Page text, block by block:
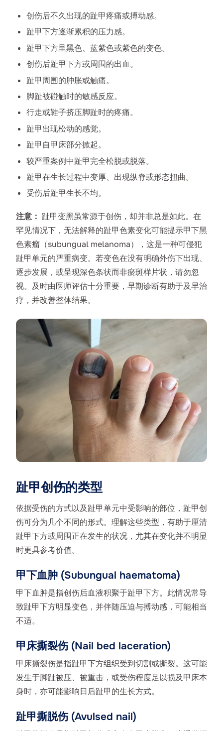
创伤后不久出现的趾甲疼痛或搏动感。
趾甲下方逐渐累积的压力感。
趾甲下方呈黑色、蓝紫色或紫色的变色。
创伤后趾甲下方或周围的出血。
趾甲周围的肿胀或触痛。
脚趾被碰触时的敏感反应。
行走或鞋子挤压脚趾时的疼痛。
趾甲出现松动的感觉。
趾甲自甲床部分掀起。
较严重案例中趾甲完全松脱或脱落。
趾甲在生长过程中变厚、出现纵脊或形态扭曲。
受伤后趾甲生长不均。
注意： 趾甲变黑虽常源于创伤，却并非总是如此。在
罕见情况下，无法解释的趾甲色素变化可能提示甲下黑
色素瘤（subungual melanoma），这是一种可侵犯
趾甲单元的严重病变。若变色在没有明确外伤下出现、
逐步发展，或呈现深色条状而非瘀斑样片状，请勿忽
视。及时由医师评估十分重要，早期诊断有助于及早治
疗，并改善整体结果。
趾甲创伤的类型
依据受伤的方式以及趾甲单元中受影响的部位，趾甲创
伤可分为几个不同的形式。理解这些类型，有助于厘清
趾甲下方或周围正在发生的状况，尤其在变化并不明显
时更具参考价值。
甲下血肿 (Subungual haematoma)
甲下血肿是指创伤后血液积聚于趾甲下方。此情况常导
致趾甲下方明显变色，并伴随压迫与搏动感，可能相当
不适。
甲床撕裂伤 (Nail bed laceration)
甲床撕裂伤是指趾甲下方组织受到切割或撕裂。这可能
发生于脚趾被压、被重击，或受伤程度足以损及甲床本
身时，亦可能影响日后趾甲的生长方式。
趾甲撕脱伤 (Avulsed nail)